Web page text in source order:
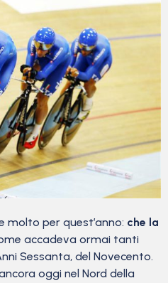
molto per quest’anno: che la
accadeva ormai tanti
Sessanta, del Novecento.
oggi nel Nord della